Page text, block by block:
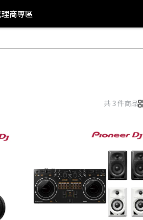
商專區
共 3 件商品